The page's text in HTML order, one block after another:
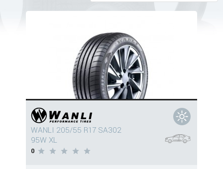
WANLI 205/55 R17 SA302
95W XL
0